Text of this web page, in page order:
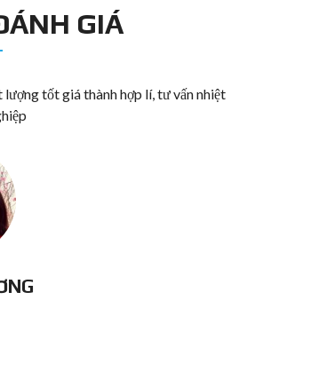
GIÁ
tốt giá thành hợp lí, tư vấn nhiệt